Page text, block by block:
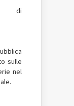
di
sulle
nel